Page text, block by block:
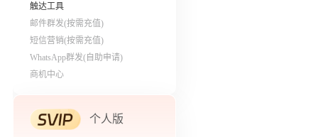
触达工具
邮件群发(按需充值)
短信营销(按需充值)
WhatsApp群发(自助申请)
商机中心
个人版